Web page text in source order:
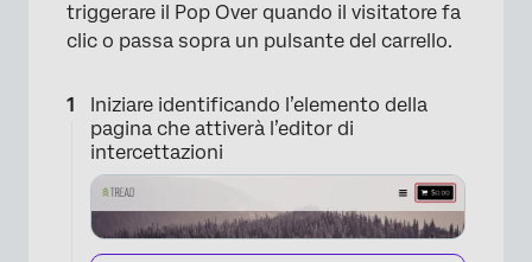
triggerare il Pop Over quando il visitatore fa
clic o passa sopra un pulsante del carrello.
Iniziare identificando l’elemento della
pagina che attiverà l’editor di
intercettazioni